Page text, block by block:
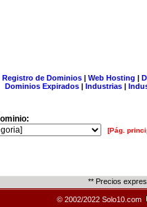
Registro de Dominios| Web Hosting |
Dominios Expirados | Industrias |
[Pág.
** Precios
© 2002/2022 Solo10.com